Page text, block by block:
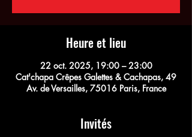
Heure et lieu
22 oct. 2025, 19:00 – 23:00
Cat'chapa Crêpes Galettes & Cachapas, 49
Av. de Versailles, 75016 Paris, France
Invités